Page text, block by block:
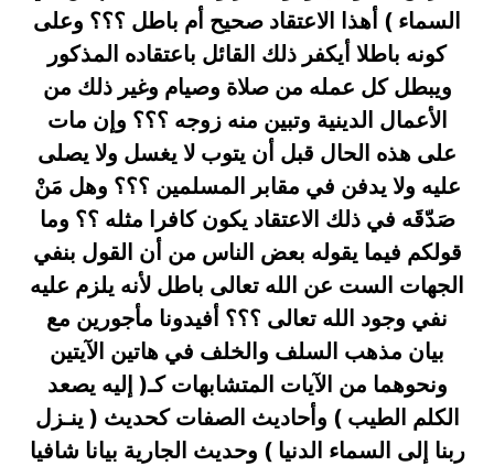
السماء ) أهذا الاعتقاد صحيح أم باطل ؟؟؟ وعلى
كونه باطلا أيكفر ذلك القائل باعتقاده المذكور
ويبطل كل عمله من صلاة وصيام وغير ذلك من
الأعمال الدينية وتبين منه زوجه ؟؟؟ وإن مات
على هذه الحال قبل أن يتوب لا يغسل ولا يصلى
عليه ولا يدفن في مقابر المسلمين ؟؟؟ وهل مَنْ
صَدّقَه في ذلك الاعتقاد يكون كافرا مثله ؟؟ وما
قولكم فيما يقوله بعض الناس من أن القول بنفي
الجهات الست عن الله تعالى باطل لأنه يلزم عليه
نفي وجود الله تعالى ؟؟؟ أفيدونا مأجورين مع
بيان مذهب السلف والخلف في هاتين الآيتين
ونحوهما من الآيات المتشابهات كـ( إليه يصعد
الكلم الطيب ) وأحاديث الصفات كحديث ( ينـزل
ربنا إلى السماء الدنيا ) وحديث الجارية بيانا شافيا